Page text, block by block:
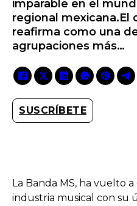
imparable en el
regional mexicana.El
reafirma como una
agrupaciones más…
SUSCRÍBETE
La Banda MS, ha vuelto
industria musical con su